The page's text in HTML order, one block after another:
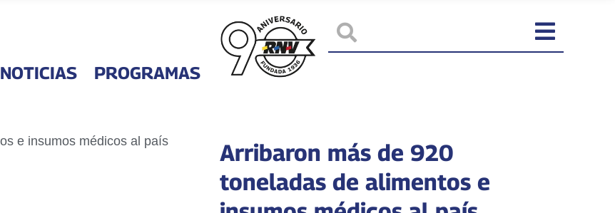
NOTICIAS PROGRAMAS
Arribaron más de 920
toneladas de alimentos e